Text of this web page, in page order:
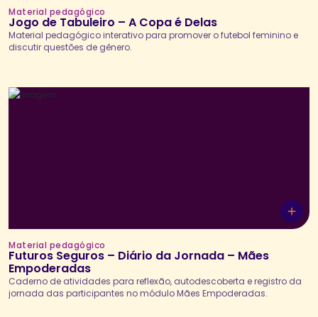
Material pedagógico
Jogo de Tabuleiro – A Copa é Delas
Material pedagógico interativo para promover o futebol feminino e
discutir questões de gênero.
Material pedagógico
Futuros Seguros – Diário da Jornada – Mães
Empoderadas
Caderno de atividades para reflexão, autodescoberta e registro da
jornada das participantes no módulo Mães Empoderadas.